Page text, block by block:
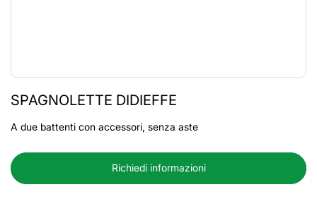
SPAGNOLETTE DIDIEFFE
A due battenti con accessori, senza aste
Richiedi informazioni